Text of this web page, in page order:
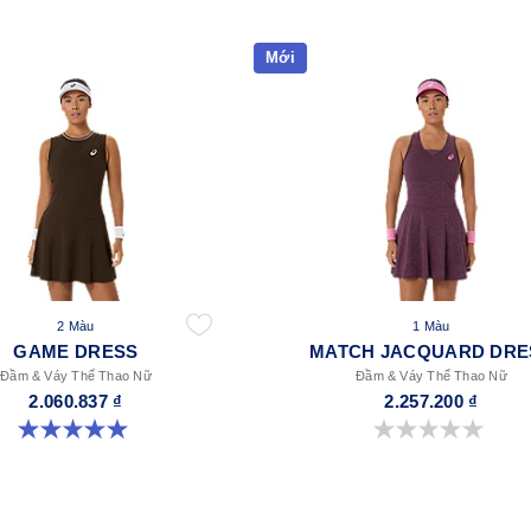
2 Màu
GAME DRESS
Đầm & Váy Thể Thao Nữ
2.060.837 ₫
5.0 trong số 5 sao. 1 đánh giá
Mới
1 Màu
MATCH JACQUARD
Đầm & Váy Thể Thao Nữ
2.257.200 ₫
0.0 trong số 5 sao.